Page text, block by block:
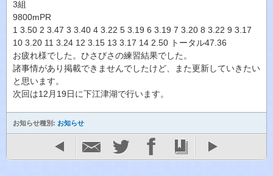
3組
9800mPR
1 3.50 2 3.47 3 3.40 4 3.22 5 3.19 6 3.19 7 3.20 8 3.22 9 3.17
10 3.20 11 3.24 12 3.15 13 3.17 14 2.50 トータル47.36
お疲れ様でした。ひさびさの練習結果でした。
諸事情があり掲載できませんでしたけど、また更新していきたい
と思います。
次回は12月19日に下江津湖で行います。
お知らせ種別: お知らせ